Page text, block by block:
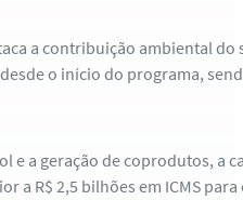
a contribuição ambiental do
o início do programa,
e a geração de coprodutos, a
a R$ 2,5 bilhões em ICMS